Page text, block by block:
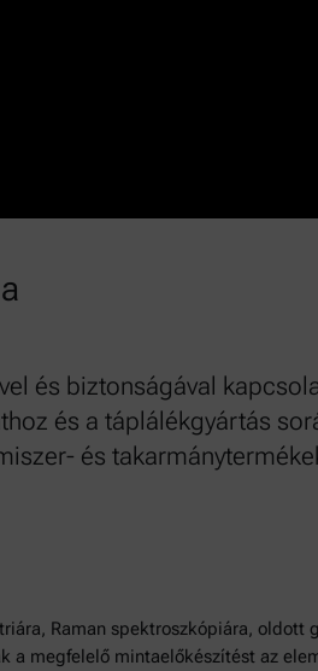
és biztonságával
és a táplálékgyártás
és
Raman spektroszkópiára, oldott
a megfelelő mintaelőkészítést az